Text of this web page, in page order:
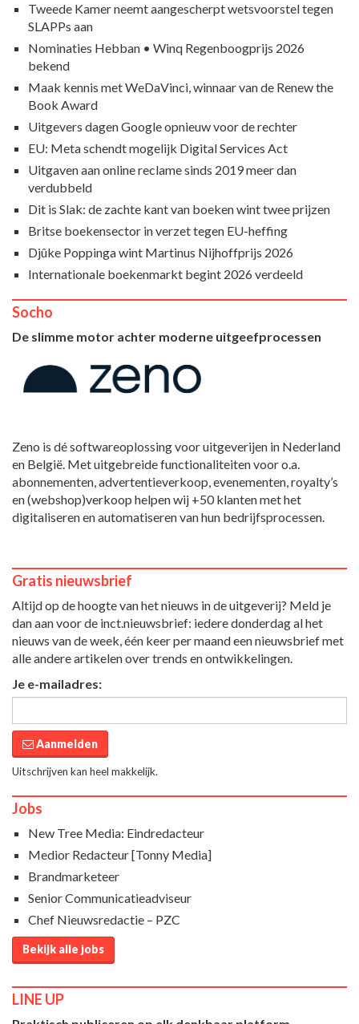
Tweede Kamer neemt aangescherpt wetsvoorstel tegen
SLAPPs aan
Nominaties Hebban • Winq Regenboogprijs 2026
bekend
Maak kennis met WeDaVinci, winnaar van de Renew the
Book Award
Uitgevers dagen Google opnieuw voor de rechter
EU: Meta schendt mogelijk Digital Services Act
Uitgaven aan online reclame sinds 2019 meer dan
verdubbeld
Dit is Slak: de zachte kant van boeken wint twee prijzen
Britse boekensector in verzet tegen EU-heffing
Djûke Poppinga wint Martinus Nijhoffprijs 2026
Internationale boekenmarkt begint 2026 verdeeld
Socho
De slimme motor achter moderne uitgeefprocessen
Zeno is dé softwareoplossing voor uitgeverijen in Nederland
en België. Met uitgebreide functionaliteiten voor o.a.
abonnementen, advertentieverkoop, evenementen, royalty’s
en (webshop)verkoop helpen wij +50 klanten met het
digitaliseren en automatiseren van hun bedrijfsprocessen.
Gratis nieuwsbrief
Altijd op de hoogte van het nieuws in de uitgeverij? Meld je
dan aan voor de inct.nieuwsbrief: iedere donderdag al het
nieuws van de week, één keer per maand een nieuwsbrief met
alle andere artikelen over trends en ontwikkelingen.
Je e-mailadres:
Aanmelden
Uitschrijven kan heel makkelijk.
Jobs
New Tree Media: Eindredacteur
Medior Redacteur [Tonny Media]
Brandmarketeer
Senior Communicatieadviseur
Chef Nieuwsredactie – PZC
Bekijk alle jobs
LINE UP